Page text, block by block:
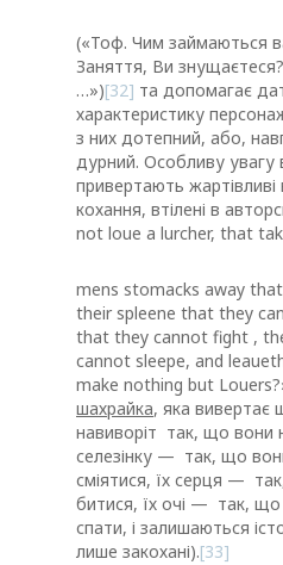
(«Тоф. Чим займаються
Заняття, Ви
…»)[32] та допомагає
характеристику
з них дотепний, або,
дурний. Особливу увагу
привертають
кохання, втілені в
not loue a lurcher, that
mens stomacks away
their spleene that they
that they cannot fight ,
cannot sleepe, and
make nothing but
шахрайка, яка вивертає
навиворіт так, що вони
селезінку — так, що
сміятися, їх серця —
битися, їх очі — так,
спати, і залишаються
лише закохані).[33]